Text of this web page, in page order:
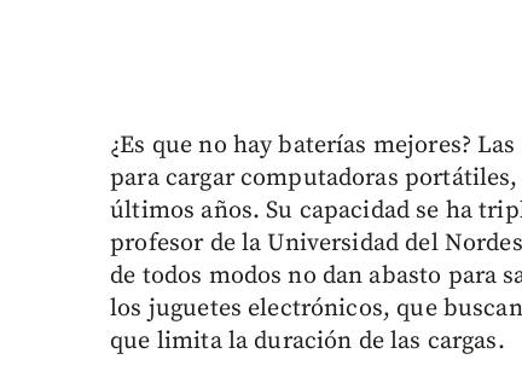
¿Es que no hay baterías mejores?
para cargar computadoras
últimos años. Su capacidad se ha
profesor de la Universidad del
de todos modos no dan abasto para
los juguetes electrónicos, que
que limita la duración de las cargas.